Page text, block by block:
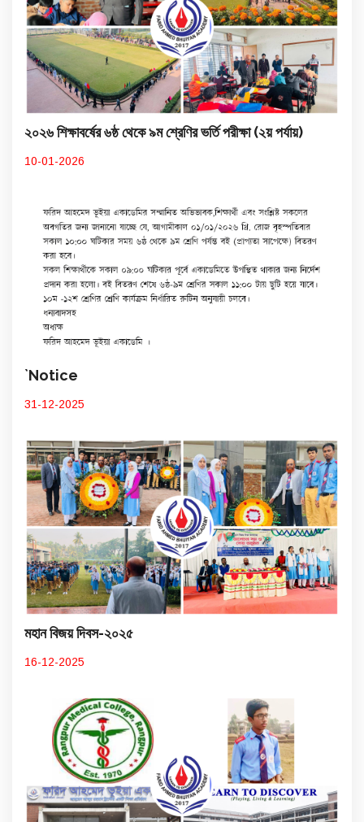
২০২৬ শিক্ষাবর্ষের ৬ষ্ঠ থেকে ৯ম শ্রেণির ভর্তি পরীক্ষা (২য় পর্যায়)
10-01-2026
`Notice
31-12-2025
মহান বিজয় দিবস-২০২৫
16-12-2025